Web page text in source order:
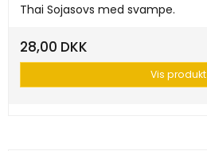
Thai Sojasovs med svampe.
28,00 DKK
Vis produkt